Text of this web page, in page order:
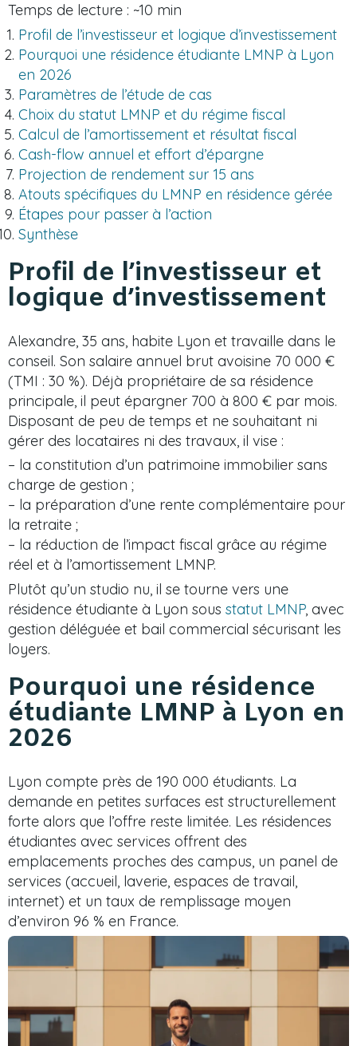
Temps de lecture : ~10 min
Profil de l’investisseur et logique d’investissement
Pourquoi une résidence étudiante LMNP à Lyon
en 2026
Paramètres de l’étude de cas
Choix du statut LMNP et du régime fiscal
Calcul de l’amortissement et résultat fiscal
Cash-flow annuel et effort d’épargne
Projection de rendement sur 15 ans
Atouts spécifiques du LMNP en résidence gérée
Étapes pour passer à l’action
Synthèse
Profil de l’investisseur et
logique d’investissement
Alexandre, 35 ans, habite Lyon et travaille dans le
conseil. Son salaire annuel brut avoisine 70 000 €
(TMI : 30 %). Déjà propriétaire de sa résidence
principale, il peut épargner 700 à 800 € par mois.
Disposant de peu de temps et ne souhaitant ni
gérer des locataires ni des travaux, il vise :
– la constitution d’un patrimoine immobilier sans
charge de gestion ;
– la préparation d’une rente complémentaire pour
la retraite ;
– la réduction de l’impact fiscal grâce au régime
réel et à l’amortissement LMNP.
Plutôt qu’un studio nu, il se tourne vers une
résidence étudiante à Lyon sous statut LMNP, avec
gestion déléguée et bail commercial sécurisant les
loyers.
Pourquoi une résidence
étudiante LMNP à Lyon en
2026
Lyon compte près de 190 000 étudiants. La
demande en petites surfaces est structurellement
forte alors que l’offre reste limitée. Les résidences
étudiantes avec services offrent des
emplacements proches des campus, un panel de
services (accueil, laverie, espaces de travail,
internet) et un taux de remplissage moyen
d’environ 96 % en France.